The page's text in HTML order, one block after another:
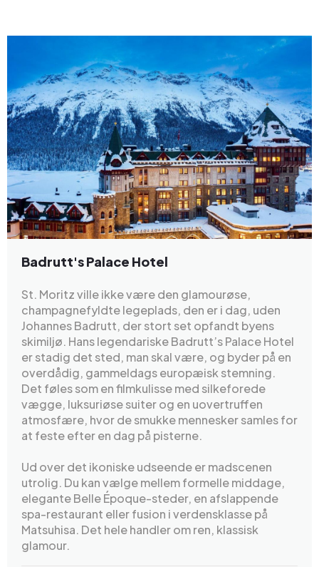
Badrutt's Palace Hotel
St. Moritz ville ikke være den glamourøse,
champagnefyldte legeplads, den er i dag, uden
Johannes Badrutt, der stort set opfandt byens
skimiljø. Hans legendariske Badrutt’s Palace Hotel
er stadig det sted, man skal være, og byder på en
overdådig, gammeldags europæisk stemning.
Det føles som en filmkulisse med silkeforede
vægge, luksuriøse suiter og en uovertruffen
atmosfære, hvor de smukke mennesker samles for
at feste efter en dag på pisterne.
Ud over det ikoniske udseende er madscenen
utrolig. Du kan vælge mellem formelle middage,
elegante Belle Époque-steder, en afslappende
spa-restaurant eller fusion i verdensklasse på
Matsuhisa. Det hele handler om ren, klassisk
glamour.